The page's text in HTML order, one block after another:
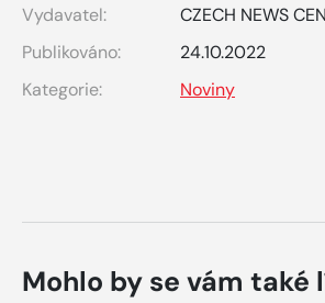
Vydavatel:
CZECH NEWS
Publikováno:
24.10.2022
Kategorie:
Noviny
Mohlo by se vám také